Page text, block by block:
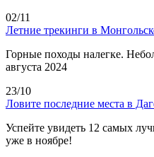
02/11
Летние трекинги в
Горные походы налегке.
августа 2024
23/10
Ловите последние места в
Успейте увидеть 12 самых
уже в ноябре!